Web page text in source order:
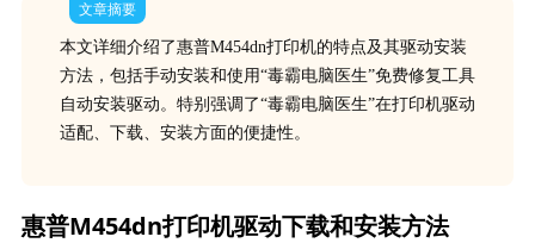
文章摘要
本文详细介绍了惠普M454dn打印机的特点及其驱动安装
方法，包括手动安装和使用“毒霸电脑医生”免费修复工具
自动安装驱动。特别强调了“毒霸电脑医生”在打印机驱动
适配、下载、安装方面的便捷性。
惠普M454dn打印机驱动下载和安装方法